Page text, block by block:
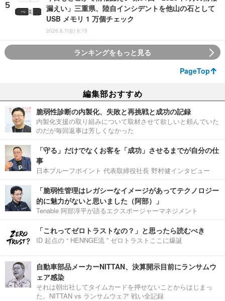
漏えい」三重県、陸自インシデントを他山の石として
USB メモリ 1 万個チェック
2026.8.7(金) 8:15
ランキングをもっと見る
PageTop
編集部おすすめ
脆弱性診断の内製化、失敗と再挑戦と成功の記録
内製化支援の取り組みについて取材させて欲しいと頼んでいた
のだが毎回返事は芳しくなかった
「守る」だけでなくお客を「成功」させるまでが自分の仕
事
日本プルーフポイント 代表取締役社長 野村健インタビュー
「脆弱性管理はレガシーなイメージがあってテクノロジー
的に魅力がないと思いました（阿部）」
Tenable 阿部淳平が語るエクスポージャーマネジメント
「これってゼロトラストなの？」と思ったら読むべき
ID 起点の “ HENNGE流 ” ゼロトラストここに爆誕
自動車部品メーカーNITTAN、決算開示目前にランサムウ
ェア感染
それは朝出社してタイムカードを押せないことからはじまっ
た。NITTAN vs ランサムウェア 戦い全記録